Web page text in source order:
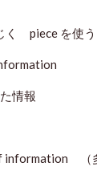
piece を使う
情報
（